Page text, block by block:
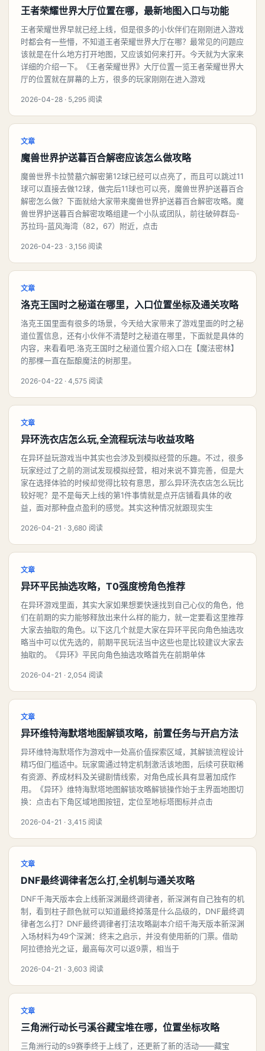
王者荣耀世界大厅位置在哪，最新地图入口与功能
王者荣耀世界早就已经上线，但是很多的小伙伴们在刚刚进入游戏
时都会有一些懵，不知道王者荣耀世界大厅在哪？最常见的问题应
该就是在什么地方打开地图，又应该如何来打开。今天就为大家来
详细的介绍一下。《王者荣耀世界》大厅位置一览王者荣耀世界大
厅的位置就在屏幕的上方，很多的玩家刚刚在进入游戏
2026-04-28 · 5,295 阅读
文章
魔兽世界护送暮百合解密应该怎么做攻略
魔兽世界卡拉赞墓穴解密第12球已经可以点亮了，而且可以跳过11
球可以直接去做12球，做完后11球也可以亮，魔兽世界护送暮百合
解密怎么做？下面就给大家带来魔兽世界护送暮百合解密攻略。魔
兽世界护送暮百合解密攻略组建一个小队或团队，前往破碎群岛-
苏拉玛-蓝风海湾（82，67）附近，点击
2026-04-23 · 3,156 阅读
文章
洛克王国时之秘道在哪里，入口位置坐标及通关攻略
洛克王国里面有很多的场景，今天给大家带来了游戏里面的时之秘
道位置信息，还有小伙伴不清楚时之秘道在哪里，下面就是具体的
内容，来看看吧.洛克王国时之秘道位置介绍入口在【魔法密林】
的那棵一直在酝酿魔法的树那里。
2026-04-22 · 4,575 阅读
文章
异环洗衣店怎么玩,全流程玩法与收益攻略
在异环益玩游戏当中其实也会涉及到模拟经营的乐趣。不过，很多
玩家经过了之前的测试发现模拟经营，相对来说不算完善，但是大
家在选择体验的时候却觉得比较有意思，那么异环洗衣店怎么玩比
较好呢？是不是每天上线的第1件事情就是点开店铺看具体的收
益，面对那种盘点盈利的感觉。其实这种情况就跟现实生
2026-04-21 · 3,680 阅读
文章
异环平民抽选攻略，T0强度榜角色推荐
在异环游戏里面，其实大家如果想要快速找到自己心仪的角色，他
们在前期的实力能够释放出来什么样的能力，就一定要看这里推荐
大家去抽取的角色。以下这几个就是大家在异环平民向角色抽选攻
略当中可以优先选的，前期平民玩法当中这些也是比较建议大家去
抽取的。《异环》平民向角色抽选攻略首先在前期单体
2026-04-21 · 2,054 阅读
文章
异环维特海默塔地图解锁攻略，前置任务与开启方法
异环维特海默塔作为游戏中一处高价值探索区域，其解锁流程设计
精巧但门槛适中。玩家需通过特定机制激活该地图，后续可获取稀
有资源、养成材料及关键剧情线索，对角色成长具有显著加成作
用。《异环》维特海默塔地图解锁攻略解锁操作始于主界面地图切
换：点击右下角区域地图按钮，定位至地标塔图标并点击
2026-04-21 · 3,415 阅读
文章
DNF最终调律者怎么打,全机制与通关攻略
DNF千海天版本会上线新深渊最终调律者，新深渊有自己独有的机
制，看到柱子颜色就可以知道最终掉落是什么品级的，DNF最终调
律者怎么打？DNF最终调律者打法攻略副本介绍千海天版本新深渊
入场材料为49个深渊：终末之启示，并没有使用新的门票。借助
阿拉德拾光之证，最高每次可以返9票，相当于
2026-04-21 · 3,603 阅读
文章
三角洲行动长弓溪谷藏宝堆在哪，位置坐标攻略
三角洲行动的s9赛季终于上线了，还更新了新的活动——藏宝